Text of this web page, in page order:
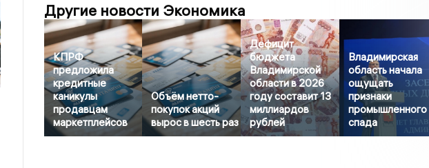
Другие новости Экономика
КПРФ
предложила
кредитные
каникулы
продавцам
маркетплейсов
Объём нетто-
покупок акций
вырос в шесть раз
Дефицит
бюджета
Владимирской
области в 2026
году составит 13
миллиардов
рублей
Владимирская
область начала
ощущать
признаки
промышленного
спада